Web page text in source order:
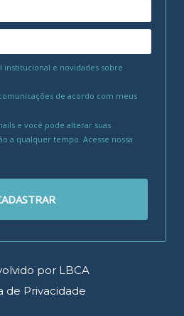
e novidades sobre
de acordo com meus
e você pode alterar suas
a qualquer tempo. Acesse nossa
por LBCA
de Privacidade